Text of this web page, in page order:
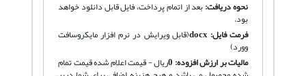
نحوه دریافت:بعد از اتمام پرداخت، فایل قابل دانلود خواهد
بود.
فرمت فایل:docx(قابل ویرایش در نرم افزار مایکروسافت
وورد)
مالیات بر ارزش افزوده: 0ریال - قیمت اعلام شده قیمت تمام